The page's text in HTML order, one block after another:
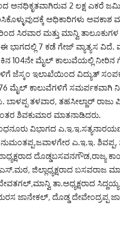
ಅನಧಿಕೃತವಾಗಿರುವ 2 ಲಕ್ಷ
ಅಧಿಕಾರಿಗಳು ಅವಕಾಶ
ಸಿರವಾರ ಮತ್ತು ಮಾನ್ವಿ
ಭಾಗದಲ್ಲಿ 7 ಕಡೆ ಗೇಜ್ ವ್ಯಾತ್ಯಸ
104ನೇ ಮೈಲ್ ಕಾಲುವೆಯಲ್ಲಿ
ಜೆಸ್ಕಂ ಇಲಾಖೆಯಿಂದ ವಿದ್ಯುತ್
ಮೈಲ್ ಕಾಲುವೆಗಳಿಗೆ ಸಮರ್ಪಕವಾಗಿ
ತಳವಾರ, ತಹಸೀಲ್ದಾರ್
ಶಿವಕುಮಾರ ಮಾತನಾಡಿದರು.
ವಿಭಾಗದ
ಎ.ಇ.ಇ.
ದೊಡ್ಡಬಸವನಗೌಡ,ರಾಜ್ಯ
ಜಿಲ್ಲಾಧ್ಯಕ್ಷರಾದ ಬಸವರಾಜ
ತಾ.ಅಧ್ಯಕ್ಷರಾದ
ದೊಡ್ಡ ದೇವೇಂದ್ರಪ್ಪ